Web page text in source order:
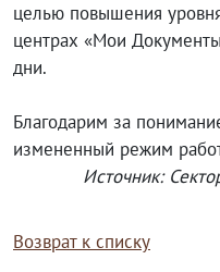
целью повышения
центрах «Мои
дни.
Благодарим за
измененный режим
Источник:
Возврат к списку